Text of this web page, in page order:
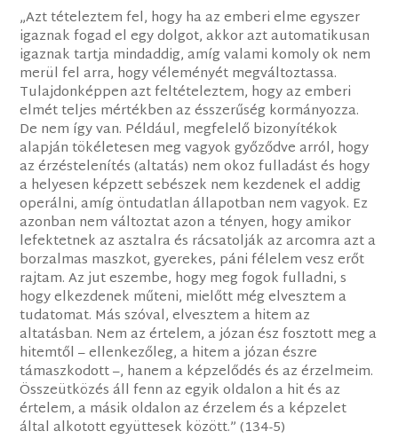
„Azt tételeztem fel, hogy ha az emberi elme egyszer
igaznak fogad el egy dolgot, akkor azt automatikusan
igaznak tartja mindaddig, amíg valami komoly ok nem
merül fel arra, hogy véleményét megváltoztassa.
Tulajdonképpen azt feltételeztem, hogy az emberi
elmét teljes mértékben az ésszerűség kormányozza.
De nem így van. Például, megfelelő bizonyítékok
alapján tökéletesen meg vagyok győződve arról, hogy
az érzéstelenítés (altatás) nem okoz fulladást és hogy
a helyesen képzett sebészek nem kezdenek el addig
operálni, amíg öntudatlan állapotban nem vagyok. Ez
azonban nem változtat azon a tényen, hogy amikor
lefektetnek az asztalra és rácsatolják az arcomra azt a
borzalmas maszkot, gyerekes, páni félelem vesz erőt
rajtam. Az jut eszembe, hogy meg fogok fulladni, s
hogy elkezdenek műteni, mielőtt még elvesztem a
tudatomat. Más szóval, elvesztem a hitem az
altatásban. Nem az értelem, a józan ész fosztott meg a
hitemtől – ellenkezőleg, a hitem a józan észre
támaszkodott –, hanem a képzelődés és az érzelmeim.
Összeütközés áll fenn az egyik oldalon a hit és az
értelem, a másik oldalon az érzelem és a képzelet
által alkotott együttesek között.” (134-5)